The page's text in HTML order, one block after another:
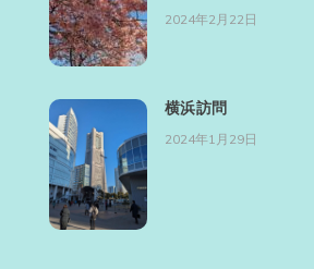
2024年2月22日
横浜訪問
2024年1月29日